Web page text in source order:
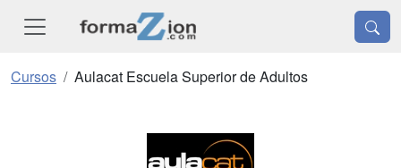
Cursos Aulacat Escuela Superior de Adultos